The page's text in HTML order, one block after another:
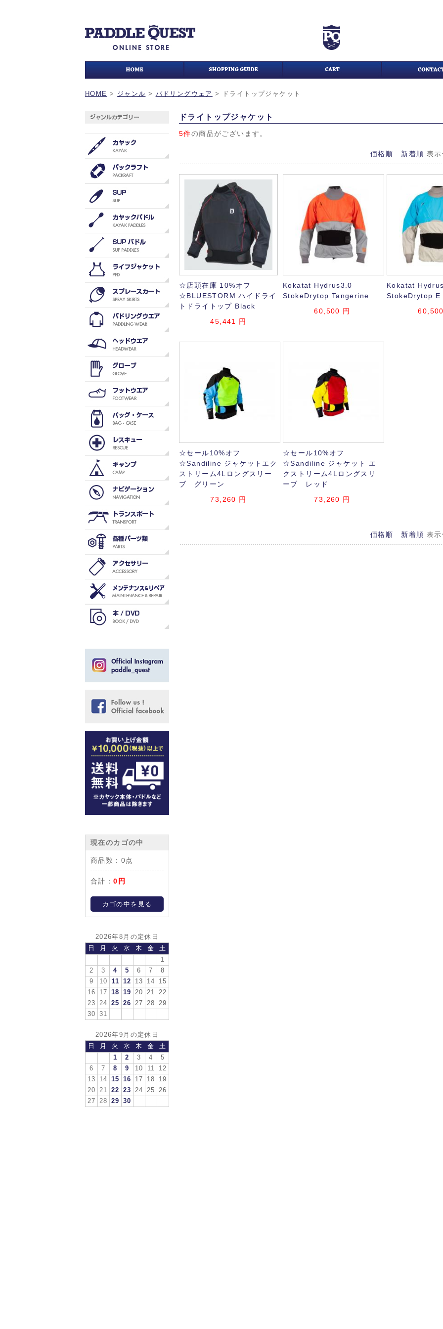
HOME > ジャンル > パドリングウェア > ドライトップジャケット
現在のカゴの中
商品数： 0点
合計：0円
カゴの中を見る
2026年8月の定休日
日
月 火 水 木 金
土
1
2
3 4 5 6 7
8
9
10 11 12 13 14
15
16
17 18 19 20 21
22
23
24 25 26 27 28
29
30
31
2026年9月の定休日
日
月 火 水 木 金
土
1
2 3 4
5
6
7 8 9 10 11
12
13
14 15 16 17 18
19
20
21 22 23 24 25
26
27
28 29 30
ドライトップジャケット
5件の商品がございます。
価格順 新着順 表
☆店頭在庫 10%オフ
☆BLUESTORM ハイドライ
トドライトップ Black
45,441
円
Kokatat Hydrus3.0
StokeDrytop Tangerine
60,500 円
Kokatat
StokeDrytop E
☆セール10%オフ
☆Sandiline ジャケットエク
ストリーム4Lロングスリー
ブ グリーン
73,260 円
☆セール10%オフ
☆Sandiline ジャケット エ
クストリーム4Lロングスリ
ーブ レッド
73,260 円
価格順 新着順 表